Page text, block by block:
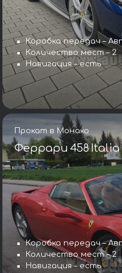
Коробка передач –
Количество мест – 2
Навигация – есть
Прокат в Монако
Феррари 458
Коробка передач –
Количество мест – 2
Навигация – есть